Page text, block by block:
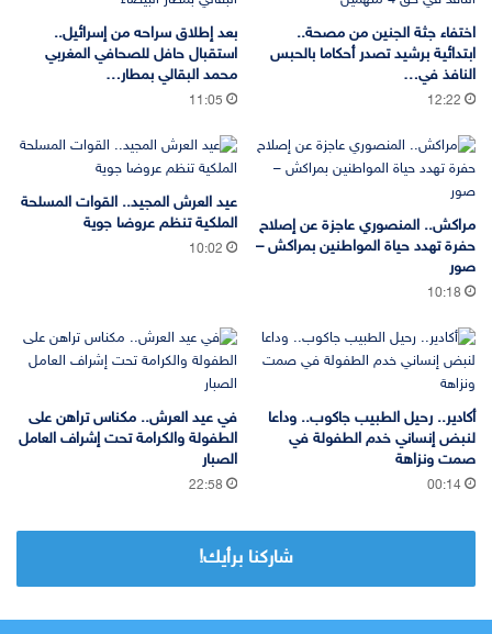
اختفاء جثة الجنين من مصحة..
ابتدائية برشيد تصدر أحكاما بالحبس
النافذ في…
12:22
بعد إطلاق سراحه من إسرائيل..
استقبال حافل للصحافي المغربي
محمد البقالي بمطار…
11:05
مراكش.. المنصوري عاجزة عن إصلاح
حفرة تهدد حياة المواطنين بمراكش –
صور
10:18
عيد العرش المجيد.. القوات المسلحة
الملكية تنظم عروضا جوية
10:02
أكادير.. رحيل الطبيب جاكوب.. وداعا
لنبض إنساني خدم الطفولة في
صمت ونزاهة
00:14
في عيد العرش.. مكناس تراهن على
الطفولة والكرامة تحت إشراف العامل
الصبار
22:58
شاركنا برأيك!